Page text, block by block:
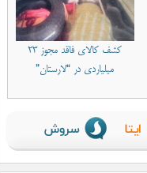
کشف کالای فاقد مجوز ۲۳
میلیاردی در “لارستان”